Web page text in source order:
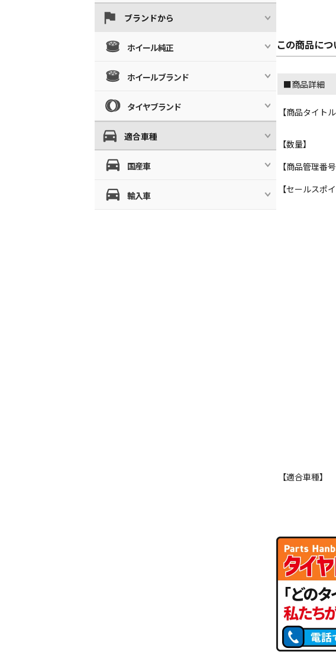
この商品につ
■商品詳細
【商品タイトル
【数量】
【商品管理番号
【セールスポ
【適合車種】
ブランドから
ホイール純正
ホイールブランド
タイヤブランド
適合車種
国産車
輸入車